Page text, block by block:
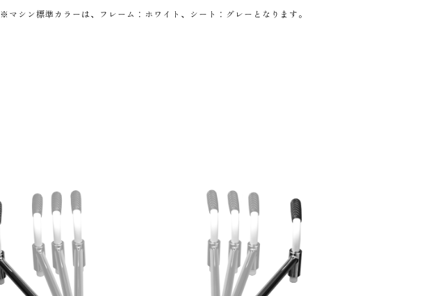
※マシン標準カラーは、フレーム：ホワイト、シート：グレーとなります。